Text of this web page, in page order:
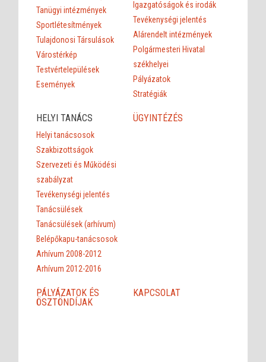
Tanügyi intézmények
Sportlétesítmények
Tulajdonosi Társulások
Várostérkép
Testvértelepülések
Események
Igazgatóságok és irodák
Tevékenységi jelentés
Alárendelt intézmények
Polgármesteri Hivatal
székhelyei
Pályázatok
Stratégiák
HELYI TANÁCS
Helyi tanácsosok
Szakbizottságok
Szervezeti és Működési
szabályzat
Tevékenységi jelentés
Tanácsülések
Tanácsülések (arhívum)
Belépőkapu-tanácsosok
Arhívum 2008-2012
Arhívum 2012-2016
ÜGYINTÉZÉS
PÁLYÁZATOK ÉS
ÖSZTÖNDÍJAK
KAPCSOLAT